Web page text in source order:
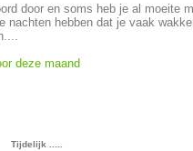
door en soms heb je al moeite
nachten hebben dat je vaak
deze maand
Tijdelijk .....